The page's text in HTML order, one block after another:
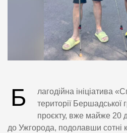
Б
лагодійна ініціатива
території
проєкту, вже майже 20
до Ужгорода, подолавши сотні